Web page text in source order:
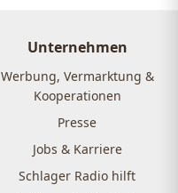
Unternehmen
Werbung, Vermarktung &
Kooperationen
Presse
Jobs & Karriere
Schlager Radio hilft